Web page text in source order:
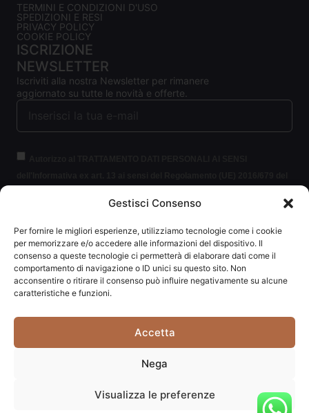
Gestisci Consenso
Per fornire le migliori esperienze, utilizziamo tecnologie come i cookie
per memorizzare e/o accedere alle informazioni del dispositivo. Il
consenso a queste tecnologie ci permetterà di elaborare dati come il
comportamento di navigazione o ID unici su questo sito. Non
acconsentire o ritirare il consenso può influire negativamente su alcune
caratteristiche e funzioni.
Accetta
Nega
Visualizza le preferenze
TERMINI E CONDIZIONI D'USO
SPEDIZIONI E RESI
PRIVACY POLICY
COOKIE POLICY
ISCRIZIONE
NEWSLETTER
Iscriviti alla nostra Newsletter per rimanere
aggiornato su tutte le novità e offerte.
protezione delle persone fisiche con riguardo al trattamento dei dati
informazioni.
ISCRIVITI ALLA NEWSLETTER
Carpediem di Traversa Monia | P.IVA: 03415840408 | REA:
Website powered byStudio99